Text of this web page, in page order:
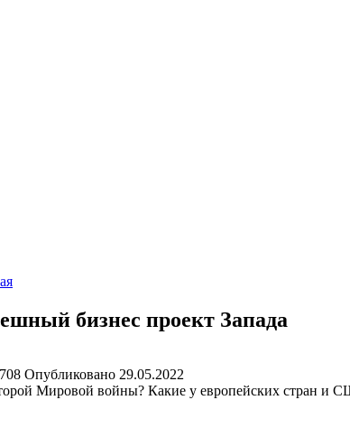
бизнес проект Запада
708 Опубликовано 29.05.2022
Мировой войны? Какие у европейских стран и